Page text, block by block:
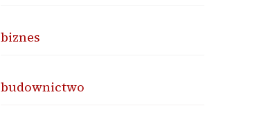
biznes
budownictwo